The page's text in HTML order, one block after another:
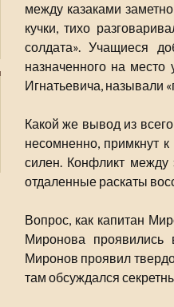
между казаками
кучки, тихо
солдата». Учащиеся
назначенного на место
Игнатьевича, называли
Какой же вывод из
несомненно, примкнут
силен. Конфликт между
отдаленные раскаты
Вопрос, как капитан
Миронова проявились
Миронов проявил
там обсуждался